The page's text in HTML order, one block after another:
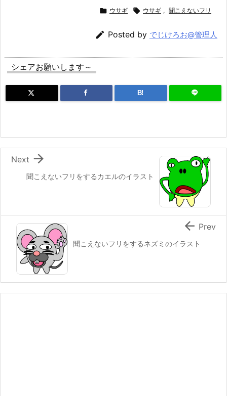
 ウサギ  ウサギ , 聞こえないフリ
 Posted by でじけろお@管理人
シェアお願いします～
B!
聞こえないフリをするカエルのイラスト

Next
聞こえないフリをするネズミのイラスト
 Prev